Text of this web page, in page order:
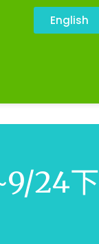
English
24下